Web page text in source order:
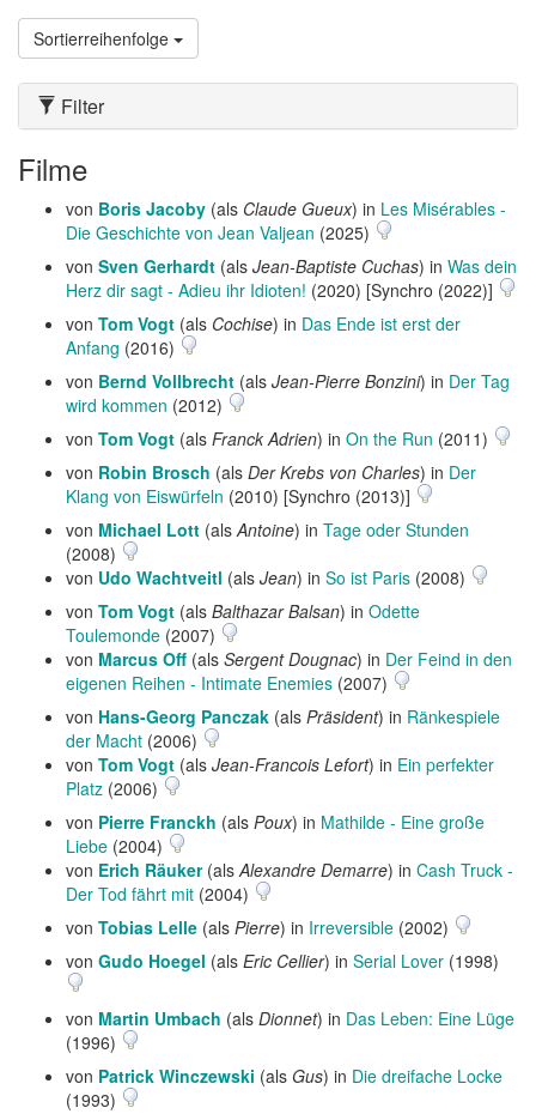
Sortierreihenfolge
Filter
Filme
von Boris Jacoby (als Claude Gueux) in Les Misérables -
Die Geschichte von Jean Valjean (2025)
von Sven Gerhardt (als Jean-Baptiste Cuchas) in Was dein
Herz dir sagt - Adieu ihr Idioten! (2020) [Synchro (2022)]
von Tom Vogt (als Cochise) in Das Ende ist erst der
Anfang (2016)
von Bernd Vollbrecht (als Jean-Pierre Bonzini) in Der Tag
wird kommen (2012)
von Tom Vogt (als Franck Adrien) in On the Run (2011)
von Robin Brosch (als Der Krebs von Charles) in Der
Klang von Eiswürfeln (2010) [Synchro (2013)]
von Michael Lott (alsAntoine) in Tage oder Stunden
(2008)
von Udo Wachtveitl (als Jean) in So ist Paris (2008)
von Tom Vogt (als Balthazar Balsan) in Odette
Toulemonde (2007)
von Marcus Off (als Sergent Dougnac) in Der Feind in den
eigenen Reihen - Intimate Enemies (2007)
von Hans-Georg Panczak (als Präsident) in Ränkespiele
der Macht (2006)
von Tom Vogt (als Jean-Francois Lefort) in Ein perfekter
Platz (2006)
von Pierre Franckh (als Poux) in Mathilde - Eine große
Liebe (2004)
von Erich Räuker(alsAlexandre Demarre) in Cash Truck -
Der Tod fährt mit (2004)
von Tobias Lelle (als Pierre) in Irreversible (2002)
von Gudo Hoegel (als Eric Cellier) in Serial Lover (1998)
von Martin Umbach (als Dionnet) in Das Leben: Eine Lüge
(1996)
von Patrick Winczewski (als Gus) in Die dreifache Locke
(1993)